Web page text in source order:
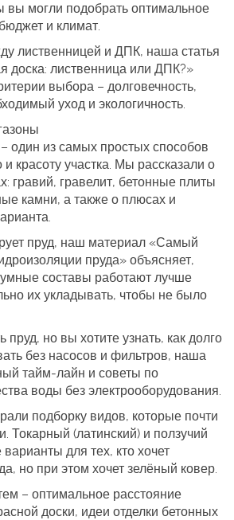
вы могли подобрать оптимальное
и климат.
лиственницей и ДПК, наша статья
доска: лиственница или ДПК?»
выбора – долговечность,
уход и экологичность.
один из самых простых способов
и красоту участка. Мы рассказали о
гравий, гравелит, бетонные плиты
камни, а также о плюсах и
пруд, наш материал «Самый
пруда» объясняет,
составы работают лучше
их укладывать, чтобы не было
пруд, но вы хотите узнать, как долго
без насосов и фильтров, наша
тайм‑лайн и советы по
воды без электрооборудования.
подборку видов, которые почти
Токарный (латинский) и ползучий
для тех, кто хочет
но при этом хочет зелёный ковер.
– оптимальное расстояние
доски, идеи отделки бетонных